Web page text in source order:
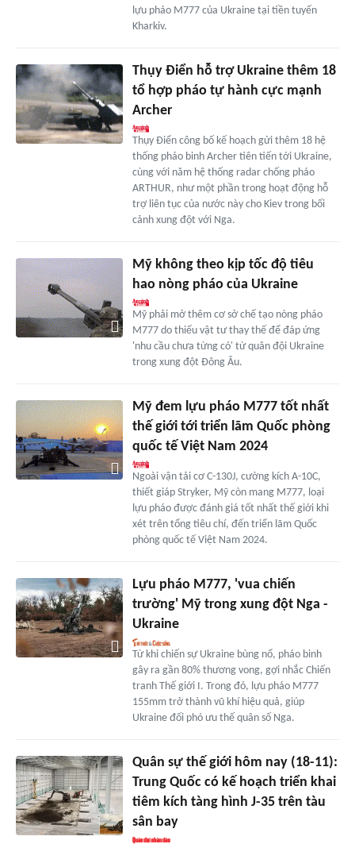
lựu pháo M777 của Ukraine tại tiền tuyến
Kharkiv.
Thụy Điển hỗ trợ Ukraine thêm 18
tổ hợp pháo tự hành cực mạnh
Archer
Thụy Điển công bố kế hoạch gửi thêm 18 hệ
thống pháo binh Archer tiên tiến tới Ukraine,
cùng với năm hệ thống radar chống pháo
ARTHUR, như một phần trong hoạt động hỗ
trợ liên tục của nước này cho Kiev trong bối
cảnh xung đột với Nga.
Mỹ không theo kịp tốc độ tiêu
hao nòng pháo của Ukraine
Mỹ phải mở thêm cơ sở chế tạo nòng pháo
M777 do thiếu vật tư thay thế để đáp ứng
'nhu cầu chưa từng có' từ quân đội Ukraine
trong xung đột Đông Âu.
Mỹ đem lựu pháo M777 tốt nhất
thế giới tới triển lãm Quốc phòng
quốc tế Việt Nam 2024
Ngoài vận tải cơ C-130J, cường kích A-10C,
thiết giáp Stryker, Mỹ còn mang M777, loại
lựu pháo được đánh giá tốt nhất thế giới khi
xét trên tổng tiêu chí, đến triển lãm Quốc
phòng quốc tế Việt Nam 2024.
Lựu pháo M777, 'vua chiến
trường' Mỹ trong xung đột Nga -
Ukraine
Từ khi chiến sự Ukraine bùng nổ, pháo binh
gây ra gần 80% thương vong, gợi nhắc Chiến
tranh Thế giới I. Trong đó, lựu pháo M777
155mm trở thành vũ khí hiệu quả, giúp
Ukraine đối phó ưu thế quân số Nga.
Quân sự thế giới hôm nay (18-11):
Trung Quốc có kế hoạch triển khai
tiêm kích tàng hình J-35 trên tàu
sân bay